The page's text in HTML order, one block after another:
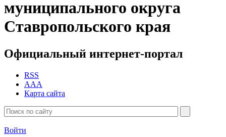
муниципального округа
Ставропольского края
Официальный интернет-портал
RSS
AAA
Карта сайта
Войти